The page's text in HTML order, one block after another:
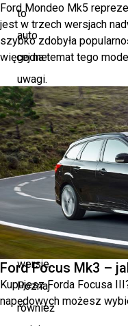
to
auto
godne
uwagi.
Sprawdź
dane
techniczne
pojazdu
i
jego
dostępne
wersje.
Poznaj
również
Ford Mondeo Mk5
jest w trzech wersjach
szybko zdobyła
więcej na temat tego
Ford Focus Mk3 –
Kupujesz Forda Focusa
napędowych możesz